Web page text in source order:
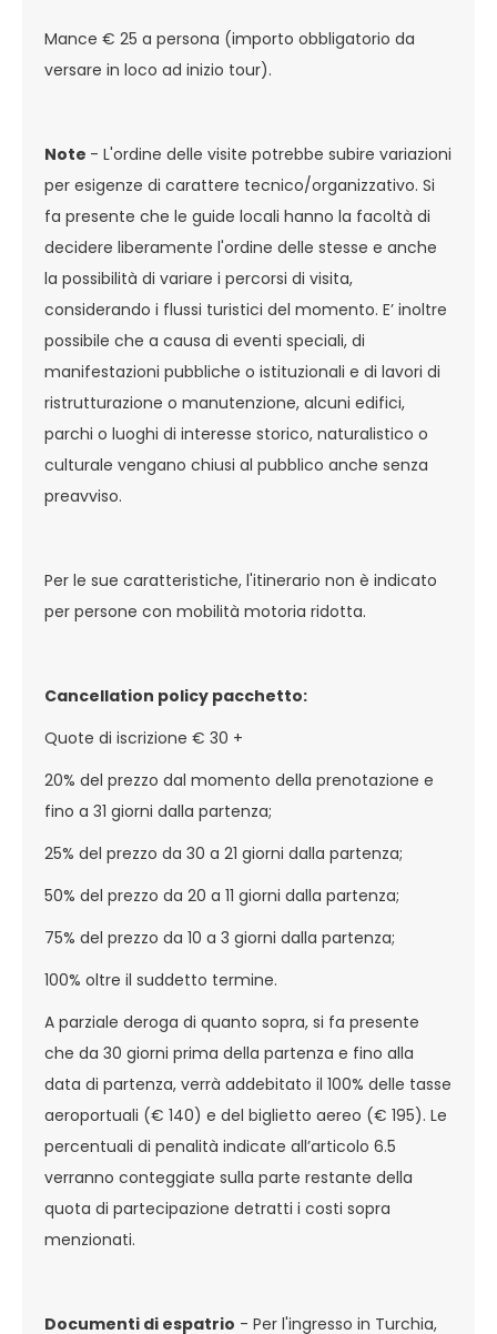
Mance € 25 a persona (importo obbligatorio da
versare in loco ad inizio tour).
Note - L'ordine delle visite potrebbe subire variazioni
per esigenze di carattere tecnico/organizzativo. Si
fa presente che le guide locali hanno la facoltà di
decidere liberamente l'ordine delle stesse e anche
la possibilità di variare i percorsi di visita,
considerando i flussi turistici del momento. E’ inoltre
possibile che a causa di eventi speciali, di
manifestazioni pubbliche o istituzionali e di lavori di
ristrutturazione o manutenzione, alcuni edifici,
parchi o luoghi di interesse storico, naturalistico o
culturale vengano chiusi al pubblico anche senza
preavviso.
Per le sue caratteristiche, l'itinerario non è indicato
per persone con mobilità motoria ridotta.
Cancellation policy pacchetto:
Quote di iscrizione € 30 +
20% del prezzo dal momento della prenotazione e
fino a 31 giorni dalla partenza;
25% del prezzo da 30 a 21 giorni dalla partenza;
50% del prezzo da 20 a 11 giorni dalla partenza;
75% del prezzo da 10 a 3 giorni dalla partenza;
100% oltre il suddetto termine.
A parziale deroga di quanto sopra, si fa presente
che da 30 giorni prima della partenza e fino alla
data di partenza, verrà addebitato il 100% delle tasse
aeroportuali (€ 140) e del biglietto aereo (€ 195). Le
percentuali di penalità indicate all’articolo 6.5
verranno conteggiate sulla parte restante della
quota di partecipazione detratti i costi sopra
menzionati.
Documenti di espatrio - Per l'ingresso in Turchia,